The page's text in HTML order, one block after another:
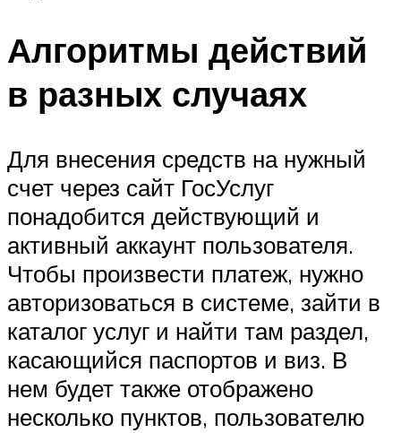
Алгоритмы действий
в разных случаях
Для внесения средств на нужный
счет через сайт ГосУслуг
понадобится действующий и
активный аккаунт пользователя.
Чтобы произвести платеж, нужно
авторизоваться в системе, зайти в
каталог услуг и найти там раздел,
касающийся паспортов и виз. В
нем будет также отображено
несколько пунктов, пользователю